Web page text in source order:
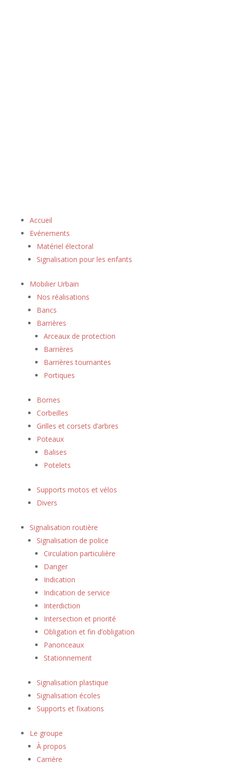
Accueil
Evénements
Matériel électoral
Signalisation pour les enfants
Mobilier Urbain
Nos réalisations
Bancs
Barrières
Arceaux de protection
Barrières
Barrières tournantes
Portiques
Bornes
Corbeilles
Grilles et corsets d’arbres
Poteaux
Balises
Potelets
Supports motos et vélos
Divers
Signalisation routière
Signalisation de police
Circulation particulière
Danger
Indication
Indication de service
Interdiction
Intersection et priorité
Obligation et fin d’obligation
Panonceaux
Stationnement
Signalisation plastique
Signalisation écoles
Supports et fixations
Le groupe
À propos
Carrière